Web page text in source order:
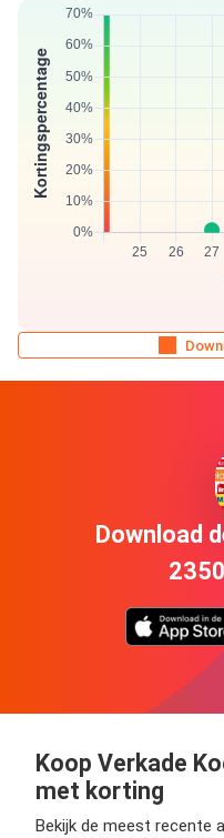
Download
Koop Verkade
met korting
Bekijk de meest recente